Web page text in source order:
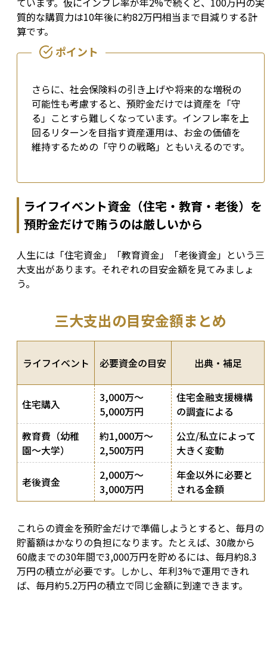
質的な購買力は10年後に約82万円相当まで目減りする計
算です。
さらに、社会保険料の引き上げや将来的な増税の
可能性も考慮すると、預貯金だけでは資産を「守
る」ことすら難しくなっています。インフレ率を上
回るリターンを目指す資産運用は、お金の価値を
維持するための「守りの戦略」ともいえるのです。
ライフイベント資金（住宅・教育・老後）を
預貯金だけで賄うのは厳しいから
人生には「住宅資金」「教育資金」「老後資金」という三
大支出があります。それぞれの目安金額を見てみましょ
う。
ライフイベント 必要資金の目安 出典・補足
住宅購入
3,000万〜
5,000万円
住宅金融支援機構
の調査による
教育費（幼稚
園〜大学）
約1,000万〜
2,500万円
公立/私立によって
大きく変動
老後資金
2,000万〜
3,000万円
年金以外に必要と
される金額
三大支出の目安金額まとめ
これらの資金を預貯金だけで準備しようとすると、毎月の
貯蓄額はかなりの負担になります。たとえば、30歳から
60歳までの30年間で3,000万円を貯めるには、毎月約8.3
万円の積立が必要です。しかし、年利3%で運用できれ
ば、毎月約5.2万円の積立で同じ金額に到達できます。